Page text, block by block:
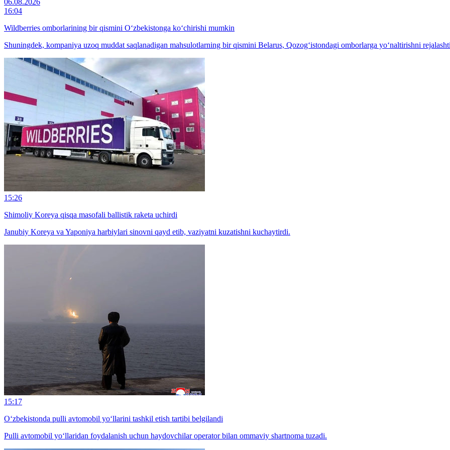
16:04
Wildberries omborlarining bir qismini O‘zbekistonga ko‘chirishi mumkin
Shuningdek, kompaniya uzoq muddat saqlanadigan mahsulotlarning bir qismini Belarus, Qozog‘istondagi omborlarga yo‘naltirishni
15:26
Shimoliy Koreya qisqa masofali ballistik raketa uchirdi
Janubiy Koreya va Yaponiya harbiylari sinovni qayd etib, vaziyatni kuzatishni kuchaytirdi.
15:17
O‘zbekistonda pulli avtomobil yo‘llarini tashkil etish tartibi belgilandi
Pulli avtomobil yo‘llaridan foydalanish uchun haydovchilar operator bilan ommaviy shartnoma tuzadi.